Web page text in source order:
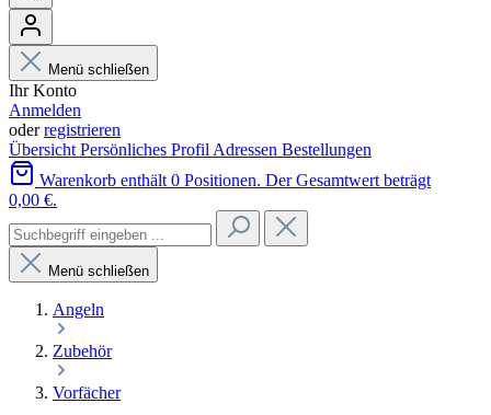
Menü schließen
Ihr Konto
Anmelden
oderregistrieren
Übersicht Persönliches Profil Adressen Bestellungen
Warenkorb enthält 0 Positionen. Der Gesamtwert beträgt
0,00 €.
Menü schließen
Angeln
Zubehör
Vorfächer